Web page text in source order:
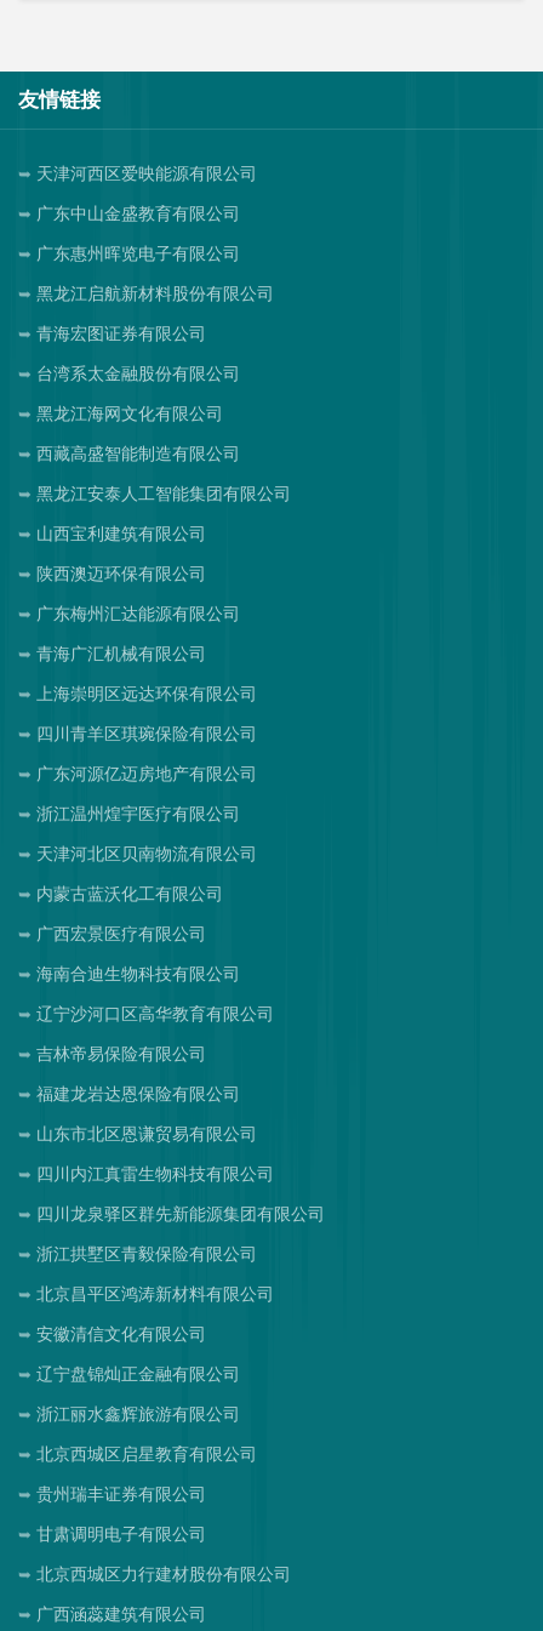
友情链接
天津河西区爱映能源有限公司
广东中山金盛教育有限公司
广东惠州晖览电子有限公司
黑龙江启航新材料股份有限公司
青海宏图证券有限公司
台湾系太金融股份有限公司
黑龙江海网文化有限公司
西藏高盛智能制造有限公司
黑龙江安泰人工智能集团有限公司
山西宝利建筑有限公司
陕西澳迈环保有限公司
广东梅州汇达能源有限公司
青海广汇机械有限公司
上海崇明区远达环保有限公司
四川青羊区琪琬保险有限公司
广东河源亿迈房地产有限公司
浙江温州煌宇医疗有限公司
天津河北区贝南物流有限公司
内蒙古蓝沃化工有限公司
广西宏景医疗有限公司
海南合迪生物科技有限公司
辽宁沙河口区高华教育有限公司
吉林帝易保险有限公司
福建龙岩达恩保险有限公司
山东市北区恩谦贸易有限公司
四川内江真雷生物科技有限公司
四川龙泉驿区群先新能源集团有限公司
浙江拱墅区青毅保险有限公司
北京昌平区鸿涛新材料有限公司
安徽清信文化有限公司
辽宁盘锦灿正金融有限公司
浙江丽水鑫辉旅游有限公司
北京西城区启星教育有限公司
贵州瑞丰证券有限公司
甘肃调明电子有限公司
北京西城区力行建材股份有限公司
广西涵蕊建筑有限公司